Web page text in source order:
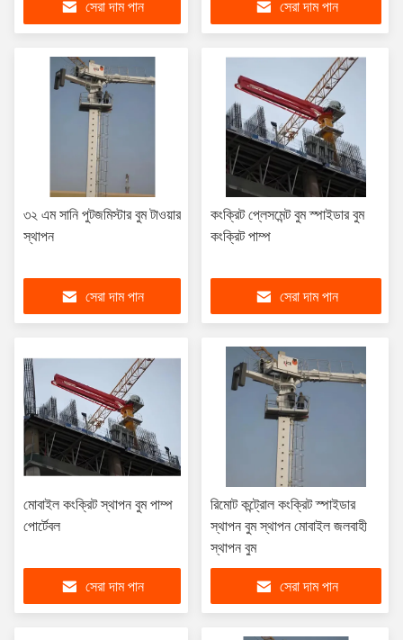
সেরা দাম পান সেরা দাম পান
৩২ এম সানি পুটজমিস্টার বুম টাওয়ার
স্থাপন
সেরা দাম পান
কংক্রিট প্লেসমেন্ট বুম স্পাইডার বুম
কংক্রিট পাম্প
সেরা দাম পান
মোবাইল কংক্রিট স্থাপন বুম পাম্প
পোর্টেবল
সেরা দাম পান
রিমোট কন্ট্রোল কংক্রিট স্পাইডার
স্থাপন বুম স্থাপন মোবাইল জলবাহী
স্থাপন বুম
সেরা দাম পান